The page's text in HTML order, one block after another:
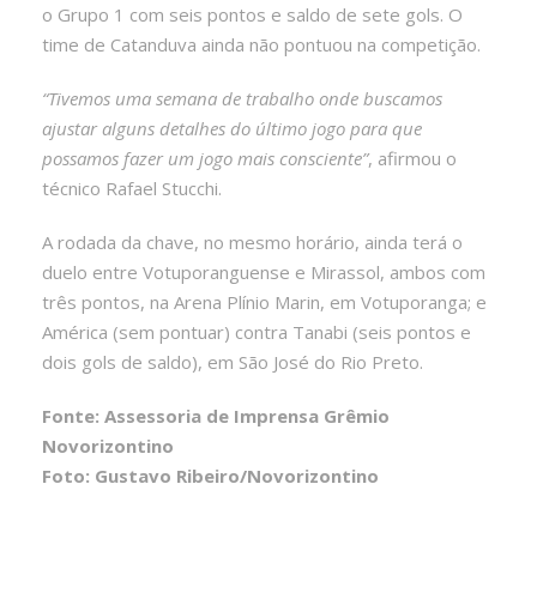
o Grupo 1 com seis pontos e saldo de sete gols. O
time de Catanduva ainda não pontuou na competição.
“Tivemos uma semana de trabalho onde buscamos
ajustar alguns detalhes do último jogo para que
possamos fazer um jogo mais consciente”, afirmou o
técnico Rafael Stucchi.
A rodada da chave, no mesmo horário, ainda terá o
duelo entre Votuporanguense e Mirassol, ambos com
três pontos, na Arena Plínio Marin, em Votuporanga; e
América (sem pontuar) contra Tanabi (seis pontos e
dois gols de saldo), em São José do Rio Preto.
Fonte: Assessoria de Imprensa Grêmio
Novorizontino
Foto: Gustavo Ribeiro/Novorizontino